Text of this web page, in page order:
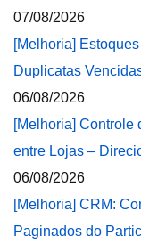
07/08/2026
[Melhoria]
Duplicatas
06/08/2026
[Melhoria] Controle
entre Lojas –
06/08/2026
[Melhoria] CRM:
Paginados do